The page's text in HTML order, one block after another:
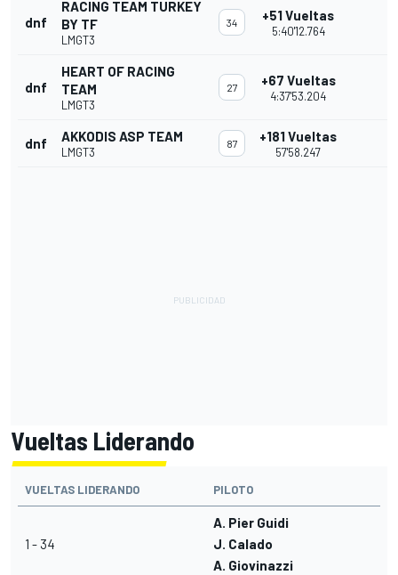
dnf
RACING TEAM TURKEY
BY TF
LMGT3
34 +51 Vueltas
5:40'12.764
dnf
HEART OF RACING
TEAM
LMGT3
27 +67 Vueltas
4:37'53.204
dnf AKKODIS ASP TEAM
LMGT3
87 +181 Vueltas
57'58.247
Vueltas Liderando
VUELTAS LIDERANDO PILOTO
1 - 34
A. Pier Guidi
J. Calado
A. Giovinazzi